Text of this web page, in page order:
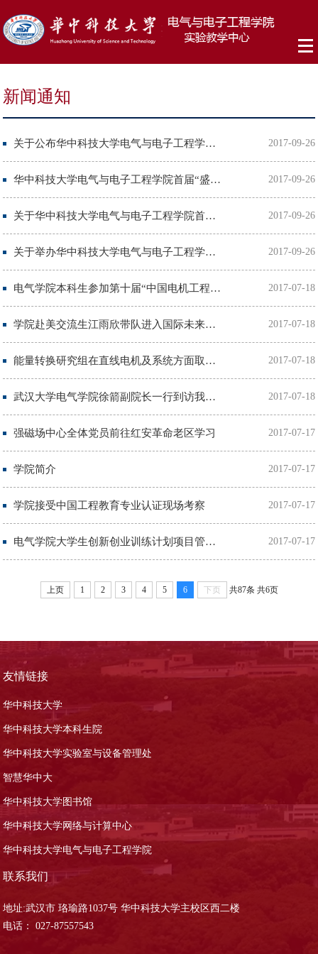
新闻通知
关于公布华中科技大学电气与电子工程学院首届“盛隆电气杯”创客竞赛获奖名单的通知 2017-09-26
华中科技大学电气与电子工程学院首届“盛隆电气杯”创客竞赛获奖名单（征求异议稿） ... 2017-09-26
关于华中科技大学电气与电子工程学院首届“盛隆电气杯”创客竞赛异议期的通知 2017-09-26
关于举办华中科技大学电气与电子工程学院首届“盛隆电气杯”创客竞赛的通知 2017-09-26
电气学院本科生参加第十届“中国电机工程学会杯”全国大学生电工 2017-07-18
学院赴美交流生江雨欣带队进入国际未来能源挑战决赛 2017-07-18
能量转换研究组在直线电机及系统方面取得系列成果 2017-07-18
武汉大学电气学院徐箭副院长一行到访我院调研 2017-07-18
强磁场中心全体党员前往红安革命老区学习 2017-07-17
学院简介 2017-07-17
学院接受中国工程教育专业认证现场考察 2017-07-17
电气学院大学生创新创业训练计划项目管理办法（试行） 2017-07-17
上页 1 2 3 4 5 6 下页 共87条 共6页
友情链接
华中科技大学
华中科技大学本科生院
华中科技大学实验室与设备管理处
智慧华中大
华中科技大学图书馆
华中科技大学网络与计算中心
华中科技大学电气与电子工程学院
联系我们
地址:武汉市 珞瑜路1037号 华中科技大学主校区西二楼
电话： 027-87557543